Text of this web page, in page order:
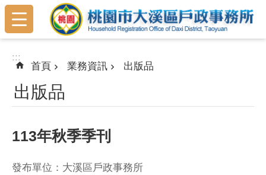
跳到主要內容區塊
:::
:::
首頁 業務資訊 出版品
出版品
113年秋季季刊
發布單位：大溪區戶政事務所